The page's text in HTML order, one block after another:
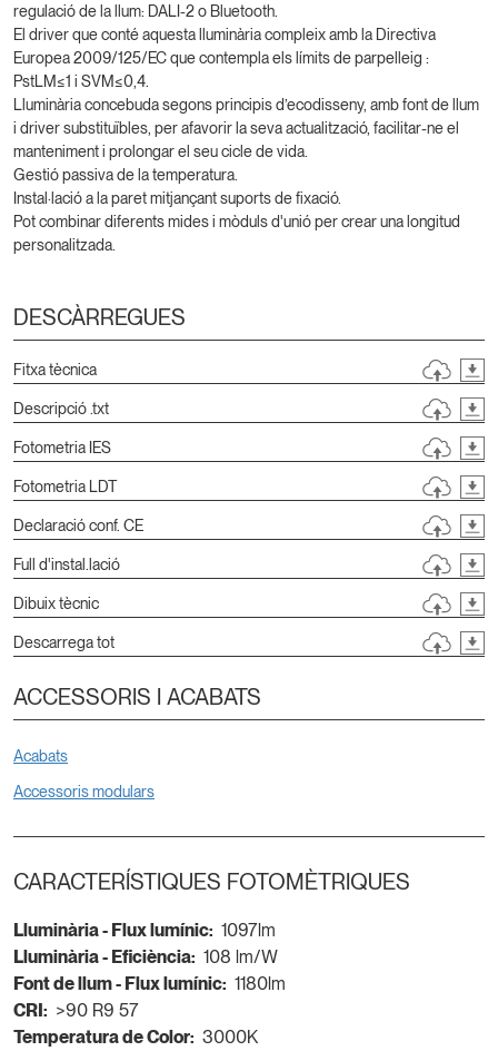
regulació de la llum: DALI-2 o Bluetooth.
El driver que conté aquesta lluminària compleix amb la Directiva
Europea 2009/125/EC que contempla els límits de parpelleig :
PstLM≤1 i SVM≤0,4.
Lluminària concebuda segons principis d’ecodisseny, amb font de llum
i driver substituïbles, per afavorir la seva actualització, facilitar-ne el
manteniment i prolongar el seu cicle de vida.
Gestió passiva de la temperatura.
Instal·lació a la paret mitjançant suports de fixació.
Pot combinar diferents mides i mòduls d'unió per crear una longitud
personalitzada.
DESCÀRREGUES
Fitxa tècnica
Descripció .txt
Fotometria IES
Fotometria LDT
Declaració conf. CE
Full d'instal.lació
Dibuix tècnic
Descarrega tot
ACCESSORIS I ACABATS
Acabats
Accessoris modulars
CARACTERÍSTIQUES FOTOMÈTRIQUES
Lluminària - Flux lumínic: 1097lm
Lluminària - Eficiència: 108 lm/W
Font de llum - Flux lumínic: 1180lm
CRI: >90 R9 57
Temperatura de Color: 3000K